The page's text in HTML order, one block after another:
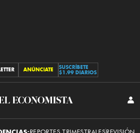
ANÚNCIATE
SUSCRÍBETE
$1.99 DIARIOS
El
REPORTES TRIMESTRALESREVISIÓN